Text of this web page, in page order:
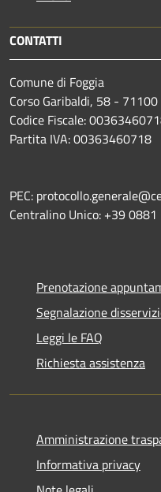
CONTATTI
Comune di Foggia
Corso Garibaldi, 58 - 71100
Codice Fiscale:
Partita IVA: 00363460718
PEC:
Centralino Unico: +39
Prenotazione
Segnalazione
Leggi le FAQ
Richiesta assistenza
Amministrazione
Informativa privacy